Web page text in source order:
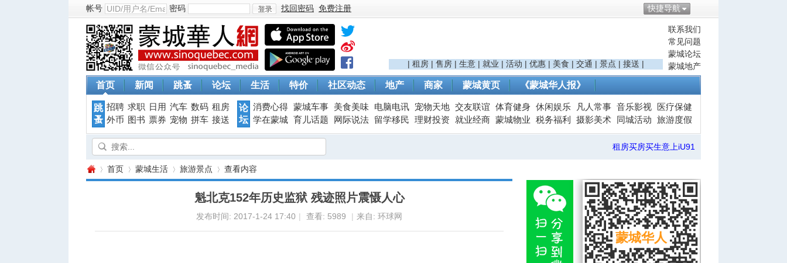
快捷导航
帐号 密码
登
录
找回密码 免费注册
联系我们
常见问题
蒙城论坛
蒙城地产
| 租房 | 售房 | 生意 | 就业 | 活动 | 优惠 | 美食 | 交通 | 景点 | 接送 |
首页 新闻 跳蚤 论坛 生活 特价 社区动态 地产 商家 蒙城黄页 《蒙城华人报》
跳
蚤
招聘 求职 日用 汽车 数码 租房
外币
图书 票券 宠物 拼车 接送
论
坛
消费心得 蒙城车事 美食美味 电脑电讯 宠物天地 交友联谊 体育健身 休闲娱乐 凡人常事 音乐影视
医疗保健
学在蒙城 育儿话题 网际说法 留学移民 理财投资 就业经商 蒙城物业 税务福利 摄影美术 同城活动 旅游度假
租房买房买生意上iU91
首页 蒙城生活 旅游景点
›
查看内容
魁北克152年历史监狱 残迹照片震慑人心
发布时间: 2017-1-24 17:40 | 查看: 5989 | 来自: 环球网